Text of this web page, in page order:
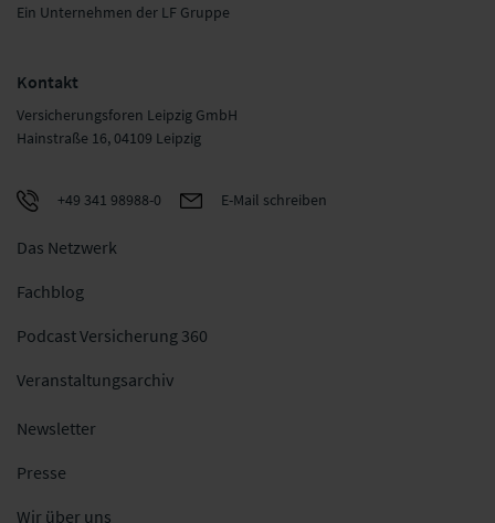
Ein Unternehmen der LF Gruppe
Kontakt
Versicherungsforen Leipzig GmbH
Hainstraße 16, 04109 Leipzig
+49 341 98988-0 E-Mail schreiben
Das Netzwerk
Fachblog
Podcast Versicherung 360
Veranstaltungsarchiv
Newsletter
Presse
Wir über uns